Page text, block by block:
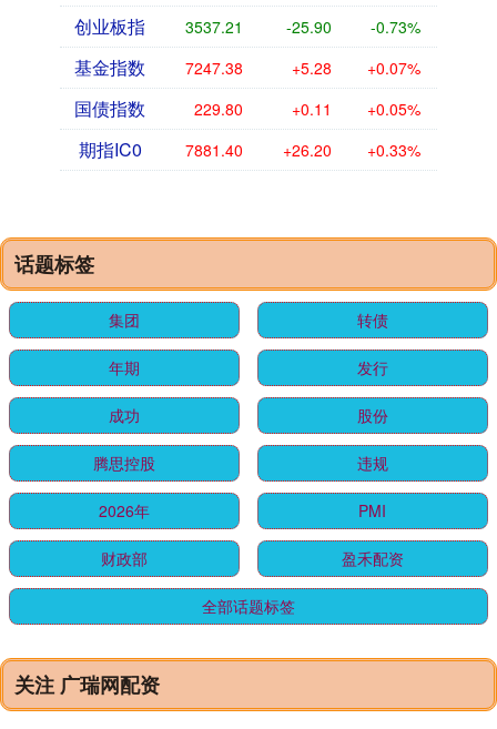
创业板指 3537.21 -25.90 -0.73%
基金指数 7247.38 +5.28 +0.07%
国债指数 229.80 +0.11 +0.05%
期指IC0 7881.40 +26.20 +0.33%
话题标签
集团 转债
年期 发行
成功 股份
腾思控股 违规
2026年 PMI
财政部 盈禾配资
全部话题标签
关注 广瑞网配资